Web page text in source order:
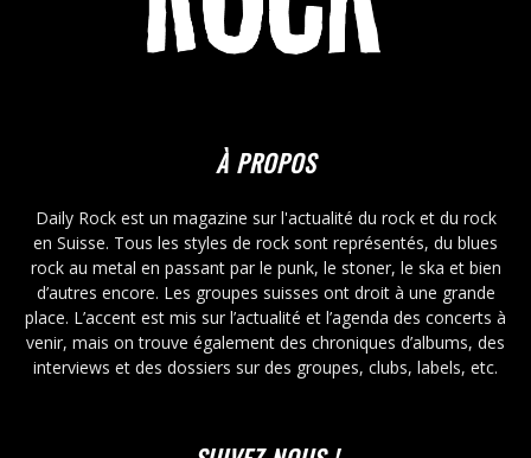
À PROPOS
Daily Rock est un magazine sur l'actualité du rock et du rock
en Suisse. Tous les styles de rock sont représentés, du blues
rock au metal en passant par le punk, le stoner, le ska et bien
d’autres encore. Les groupes suisses ont droit à une grande
place. L’accent est mis sur l’actualité et l’agenda des concerts à
venir, mais on trouve également des chroniques d’albums, des
interviews et des dossiers sur des groupes, clubs, labels, etc.